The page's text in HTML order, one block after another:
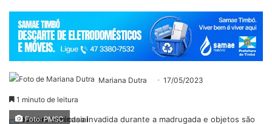
Mariana Dutra 17/05/2023
1 minuto de leitura
Foto: PMSC